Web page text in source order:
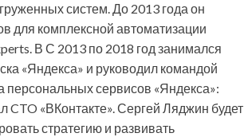
систем. До 2013 года он
для комплексной автоматизации
В С 2013 по 2018 год занимался
«Яндекса» и руководил командой
персональных сервисов «Яндекса»:
CTO «ВКонтакте». Сергей Ляджин будет
стратегию и развивать